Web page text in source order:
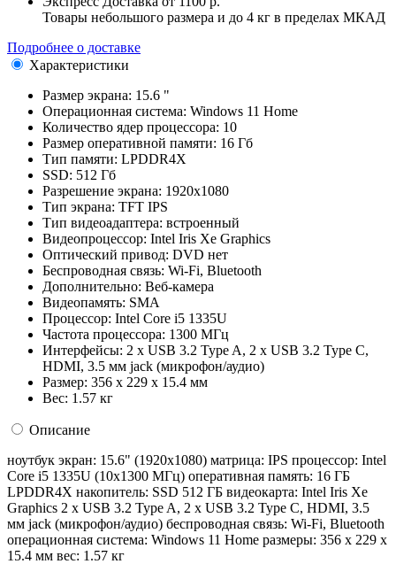
Товары небольшого размера и до 4 кг в пределах МКАД
Подробнее о доставке
Характеристики
Размер экрана: 15.6 "
Операционная система: Windows 11 Home
Количество ядер процессора: 10
Размер оперативной памяти: 16 Гб
Тип памяти: LPDDR4X
SSD: 512 Гб
Разрешение экрана: 1920x1080
Тип экрана: TFT IPS
Тип видеоадаптера: встроенный
Видеопроцессор: Intel Iris Xe Graphics
Оптический привод: DVD нет
Беспроводная связь: Wi-Fi, Bluetooth
Дополнительно: Веб-камера
Видеопамять: SMA
Процессор: Intel Core i5 1335U
Частота процессора: 1300 МГц
Интерфейсы: 2 x USB 3.2 Type A, 2 x USB 3.2 Type C,
HDMI, 3.5 мм jack (микрофон/аудио)
Размер: 356 x 229 x 15.4 мм
Вес: 1.57 кг
Описание
ноутбук экран: 15.6" (1920x1080) матрица: IPS процессор: Intel
Core i5 1335U (10x1300 МГц) оперативная память: 16 ГБ
LPDDR4X накопитель: SSD 512 ГБ видеокарта: Intel Iris Xe
Graphics 2 x USB 3.2 Type A, 2 x USB 3.2 Type C, HDMI, 3.5
мм jack (микрофон/аудио) беспроводная связь: Wi-Fi, Bluetooth
операционная система: Windows 11 Home pазмеры: 356 x 229 x
15.4 мм вес: 1.57 кг